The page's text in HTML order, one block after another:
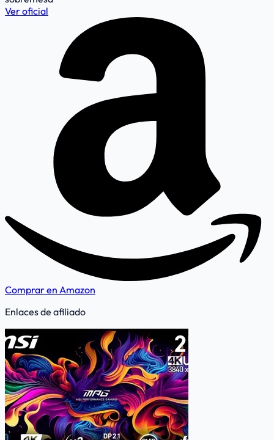
Ver oficial
Comprar en Amazon
Enlaces de afiliado